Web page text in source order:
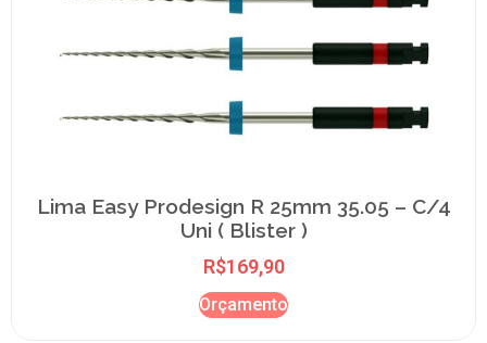
Lima Easy Prodesign R 25mm 35.05 – C/4
Uni ( Blister )
R$169,90
Orçamento